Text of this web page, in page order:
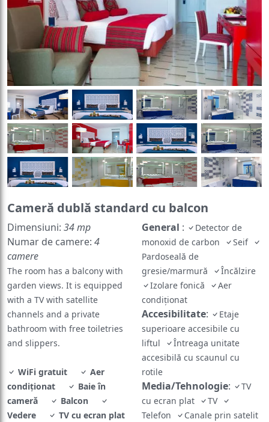
Cameră dublă standard cu balcon
Dimensiuni: 34 mp
Numar de camere: 4
camere
The room has a balcony with
garden views. It is equipped
with a TV with satellite
channels and a private
bathroom with free toiletries
and slippers.
WiFi gratuit
Aer
condiționat
Baie în
cameră
Balcon
Vedere
TV cu ecran plat
General :
Detector de
monoxid de carbon
Seif
Pardoseală de
gresie/marmură
Încălzire
Izolare fonică
Aer
condiționat
Accesibilitate:
Etaje
superioare accesibile cu
liftul
Întreaga unitate
accesibilă cu scaunul cu
rotile
Media/Tehnologie:
TV
cu ecran plat
TV
Telefon
Canale prin satelit